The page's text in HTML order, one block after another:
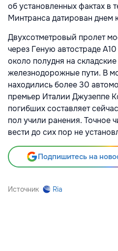
об установленных фактах в
Минтранса датирован днем
Двухсотметровый пролет
через Геную автостраде
около полудня на
железнодорожные пути. В
находились более 30
премьер Италии Джузеппе
погибших составляет
пол учили ранения. Точное
вести до сих пор не
Подпишитесь на
Источник Ria